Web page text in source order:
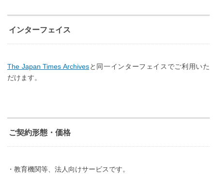
インターフェイス
The Japan Times Archivesと同一インターフェイスでご利用いた
だけます。
ご契約形態・価格
・教育機関等、法人向けサービスです。